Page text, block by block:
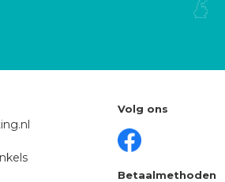
Volg ons
Betaalmethoden